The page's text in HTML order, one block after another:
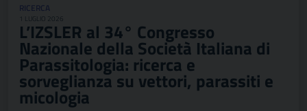
RICERCA
1 LUGLIO 2026
L’IZSLER al 34° Congresso
Nazionale della Società Italiana di
Parassitologia: ricerca e
sorveglianza su vettori, parassiti e
micologia